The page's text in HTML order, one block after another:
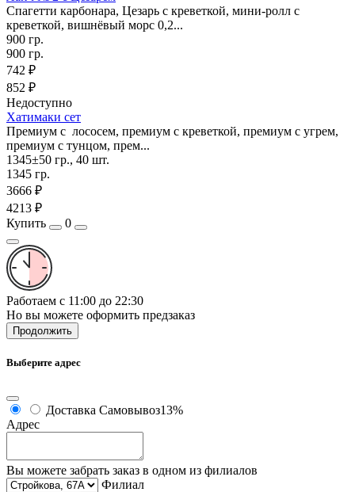
Спагетти карбонара, Цезарь с креветкой, мини-ролл с
креветкой, вишнёвый морс 0,2...
900 гр.
900 гр.
742 ₽
852 ₽
Недоступно
Хатимаки сет
Премиум с лососем, премиум с креветкой, премиум с угрем,
премиум с тунцом, прем...
1345±50 гр., 40 шт.
1345 гр.
3666 ₽
4213 ₽
Купить
0
Работаем с 11:00 до 22:30
Но вы можете оформить предзаказ
Продолжить
Выберите адрес
Доставка Самовывоз13%
Адрес
Вы можете забрать заказ в одном из филиалов
Филиал